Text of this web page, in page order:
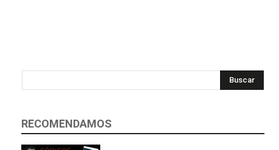
Buscar
RECOMENDAMOS